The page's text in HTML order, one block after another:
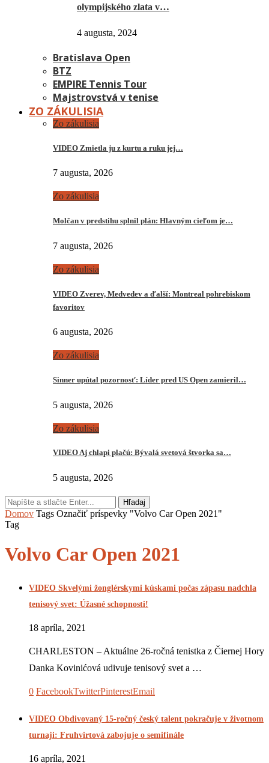
olympijského zlata v…
4 augusta, 2024
Bratislava Open
BTZ
EMPIRE Tennis Tour
Majstrovstvá v tenise
ZO ZÁKULISIA
Zo zákulisia
VIDEO Zmietla ju z kurtu a ruku jej…
7 augusta, 2026
Zo zákulisia
Molčan v predstihu splnil plán: Hlavným cieľom je…
7 augusta, 2026
Zo zákulisia
VIDEO Zverev, Medvedev a ďalší: Montreal pohrebiskom
favoritov
6 augusta, 2026
Zo zákulisia
Sinner upútal pozornosť: Líder pred US Open zamieril…
5 augusta, 2026
Zo zákulisia
VIDEO Aj chlapi plačú: Bývalá svetová štvorka sa…
5 augusta, 2026
Hľadaj
Domov Tags Označiť príspevky "Volvo Car Open 2021"
Tag
Volvo Car Open 2021
VIDEO Skvelými žonglérskymi kúskami počas zápasu nadchla
tenisový svet: Úžasné schopnosti!
18 apríla, 2021
CHARLESTON – Aktuálne 26-ročná tenistka z Čiernej Hory
Danka Kovinićová udivuje tenisový svet a …
0 FacebookTwitterPinterestEmail
VIDEO Obdivovaný 15-ročný český talent pokračuje v životnom
turnaji: Fruhvirtová zabojuje o semifinále
16 apríla, 2021